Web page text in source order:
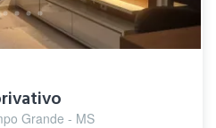
Grande - MS